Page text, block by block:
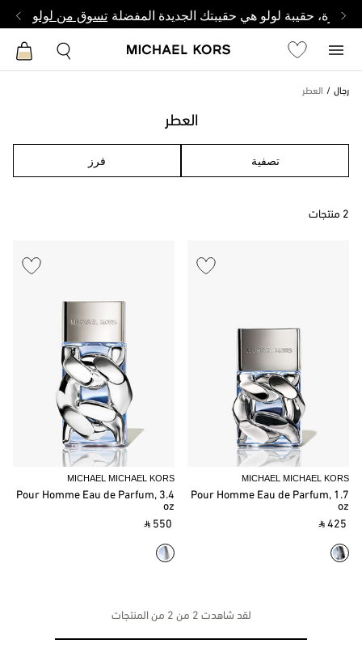
وصغيرة، حقيبة لولو هي حقيبتك الجديدة المفضلة تسوق من لولو
رجال العطر
العطر
تصفية فرز
2 منتجات
MICHAEL MICHAEL KORS
Pour Homme Eau de Parfum, 1.7
oz
‎ ⃁ 425 ‎
MICHAEL MICHAEL KORS
Pour Homme Eau de Parfum, 3.4
oz
‎ ⃁ 550 ‎
لقد شاهدت 2 من 2 من المنتجات